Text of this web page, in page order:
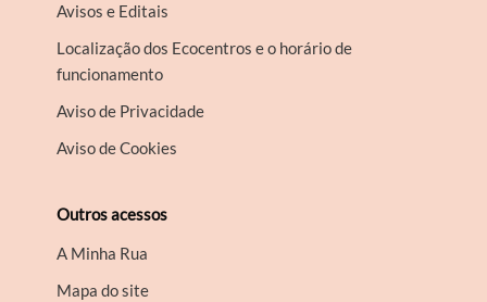
Avisos e Editais
Localização dos Ecocentros e o horário de
funcionamento
Aviso de Privacidade
Aviso de Cookies
Outros acessos
A Minha Rua
Mapa do site